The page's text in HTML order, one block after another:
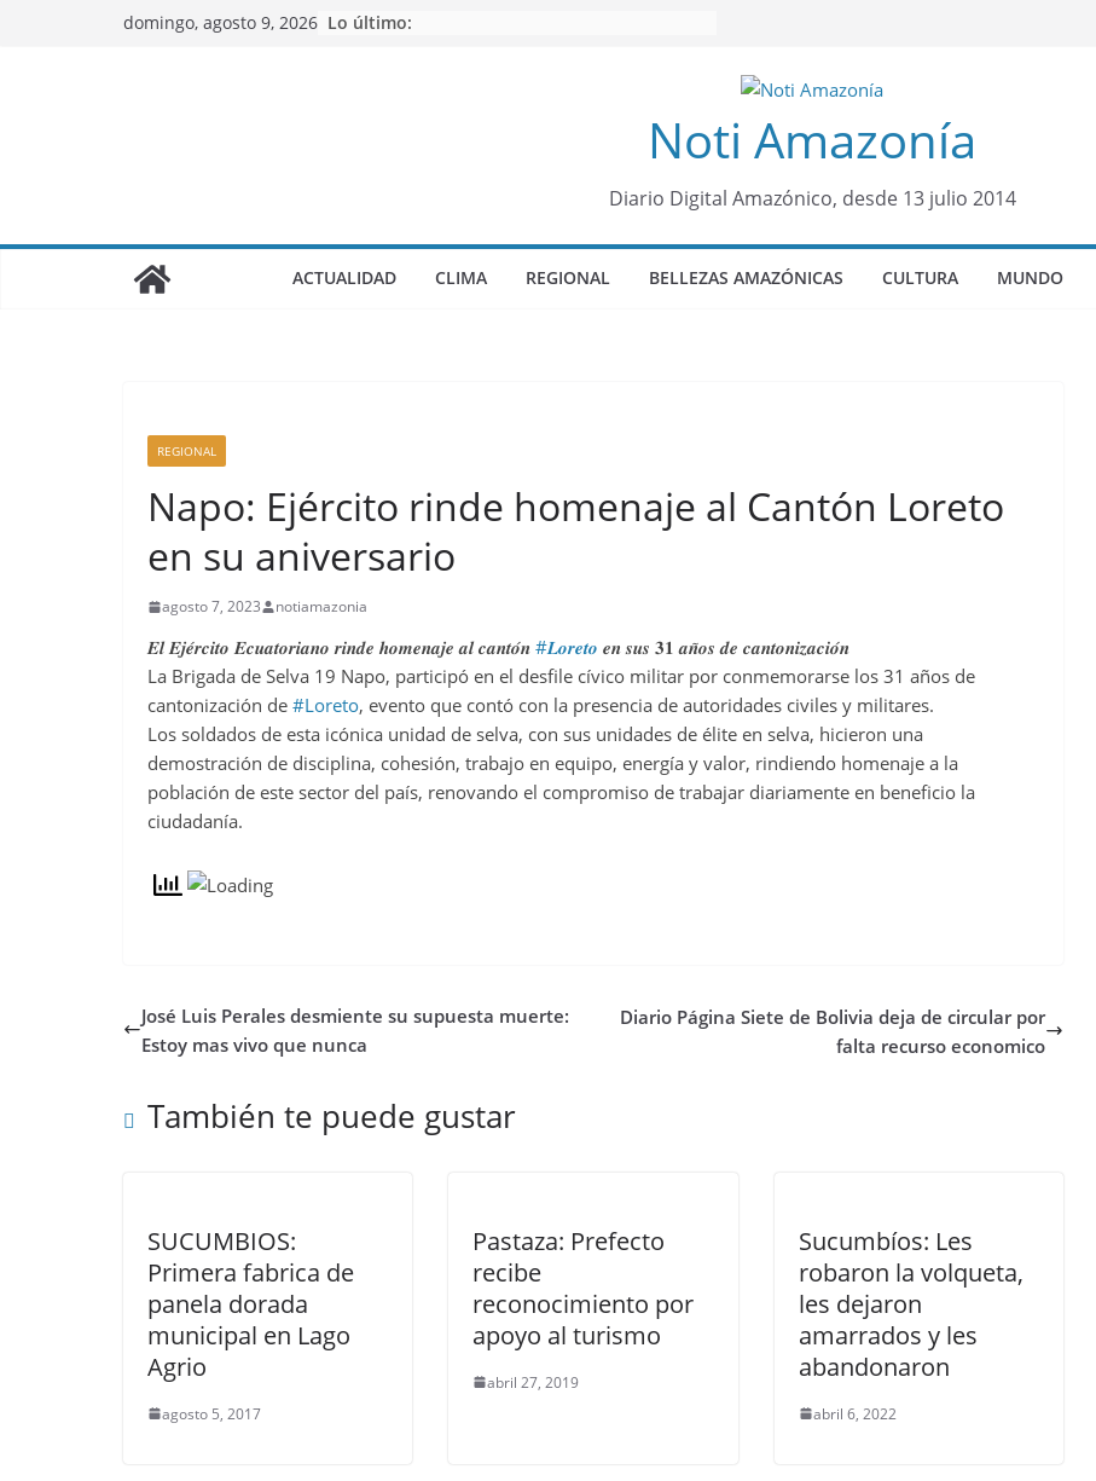
domingo, agosto 9, 2026 Lo último:
Noti Amazonía
Diario Digital Amazónico, desde 13 julio 2014
ACTUALIDAD CLIMA REGIONAL BELLEZAS AMAZÓNICAS CULTURA MUNDO
REGIONAL
Napo: Ejército rinde homenaje al Cantón Loreto
en su aniversario
agosto 7, 2023 notiamazonia
𝑬𝒍 𝑬𝒋𝒆́𝒓𝒄𝒊𝒕𝒐 𝑬𝒄𝒖𝒂𝒕𝒐𝒓𝒊𝒂𝒏𝒐 𝒓𝒊𝒏𝒅𝒆 𝒉𝒐𝒎𝒆𝒏𝒂𝒋𝒆 𝒂𝒍 𝒄𝒂𝒏𝒕𝒐́𝒏 #𝑳𝒐𝒓𝒆𝒕𝒐 𝒆𝒏 𝒔𝒖𝒔 𝟑𝟏 𝒂𝒏̃𝒐𝒔 𝒅𝒆 𝒄𝒂𝒏𝒕𝒐𝒏𝒊𝒛𝒂𝒄𝒊𝒐́𝒏
La Brigada de Selva 19 Napo, participó en el desfile cívico militar por conmemorarse los 31 años de
cantonización de #Loreto, evento que contó con la presencia de autoridades civiles y militares.
Los soldados de esta icónica unidad de selva, con sus unidades de élite en selva, hicieron una
demostración de disciplina, cohesión, trabajo en equipo, energía y valor, rindiendo homenaje a la
población de este sector del país, renovando el compromiso de trabajar diariamente en beneficio la
ciudadanía.
José Luis Perales desmiente su supuesta muerte:
Estoy mas vivo que nunca
Diario Página Siete de Bolivia deja de circular por
falta recurso economico
También te puede gustar
SUCUMBIOS:
Primera fabrica de
panela dorada
municipal en Lago
Agrio
agosto 5, 2017
Pastaza: Prefecto
recibe
reconocimiento por
apoyo al turismo
abril 27, 2019
Sucumbíos: Les
robaron la volqueta,
les dejaron
amarrados y les
abandonaron
abril 6, 2022